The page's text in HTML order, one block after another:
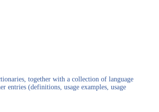
together with a collection of language
entries (definitions, usage examples, usage